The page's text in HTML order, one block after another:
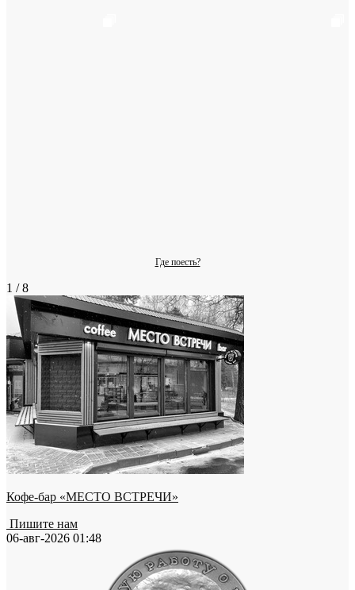
Где поесть?
1 / 8
Кофе-бар «МЕСТО ВСТРЕЧИ»
Пишите нам
06-авг-2026 01:48